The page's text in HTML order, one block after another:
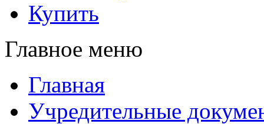
Купить
Главное меню
Главная
Учредительные